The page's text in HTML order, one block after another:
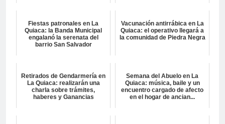
Fiestas patronales en La
Quiaca: la Banda Municipal
engalanó la serenata del
barrio San Salvador
Vacunación antirrábica en La
Quiaca: el operativo llegará a
la comunidad de Piedra Negra
Retirados de Gendarmería en
La Quiaca: realizarán una
charla sobre trámites,
haberes y Ganancias
Semana del Abuelo en La
Quiaca: música, baile y un
encuentro cargado de afecto
en el hogar de ancian...